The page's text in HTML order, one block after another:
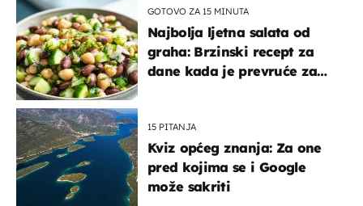
GOTOVO ZA 15 MINUTA
Najbolja ljetna salata od
graha: Brzinski recept za
dane kada je prevruće za
15 PITANJA
Kviz općeg znanja: Za one
pred kojima se i Google
može sakriti